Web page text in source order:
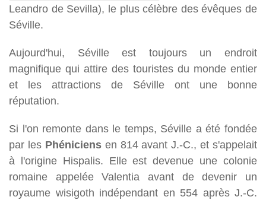
Leandro de Sevilla), le plus célèbre des évêques de
Séville.
Aujourd'hui, Séville est toujours un endroit
magnifique qui attire des touristes du monde entier
et les attractions de Séville ont une bonne
réputation.
Si l'on remonte dans le temps, Séville a été fondée
par les Phéniciensen 814 avant J.-C., et s'appelait
à l'origine Hispalis. Elle est devenue une colonie
romaine appelée Valentia avant de devenir un
royaume wisigoth indépendant en 554 après J.-C.